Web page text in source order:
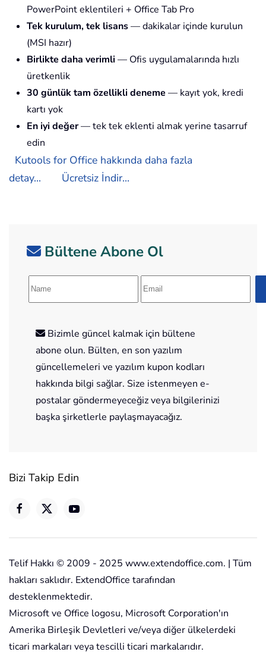
PowerPoint eklentileri + Office Tab Pro
Tek kurulum, tek lisans— dakikalar içinde kurulun
(MSI hazır)
Birlikte daha verimli — Ofis uygulamalarında hızlı
üretkenlik
30 günlük tam özellikli deneme — kayıt yok, kredi
kartı yok
En iyi değer— tek tek eklenti almak yerine tasarruf
edin
Kutools for Office hakkında daha fazla
detay...
Ücretsiz İndir...
Bültene Abone Ol
Bizimle güncel kalmak için bültene
abone olun. Bülten, en son yazılım
güncellemeleri ve yazılım kupon kodları
hakkında bilgi sağlar. Size istenmeyen e-
postalar göndermeyeceğiz veya bilgilerinizi
başka şirketlerle paylaşmayacağız.
Bizi Takip Edin
Telif Hakkı © 2009 - 2025 www.extendoffice.com. | Tüm
hakları saklıdır. ExtendOffice tarafından
desteklenmektedir.
Microsoft ve Office logosu, Microsoft Corporation'ın
Amerika Birleşik Devletleri ve/veya diğer ülkelerdeki
ticari markaları veya tescilli ticari markalarıdır.